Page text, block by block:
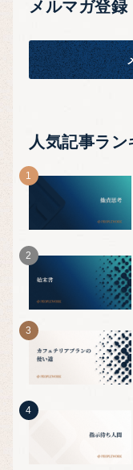
メルマガ登録
人気記事ラン